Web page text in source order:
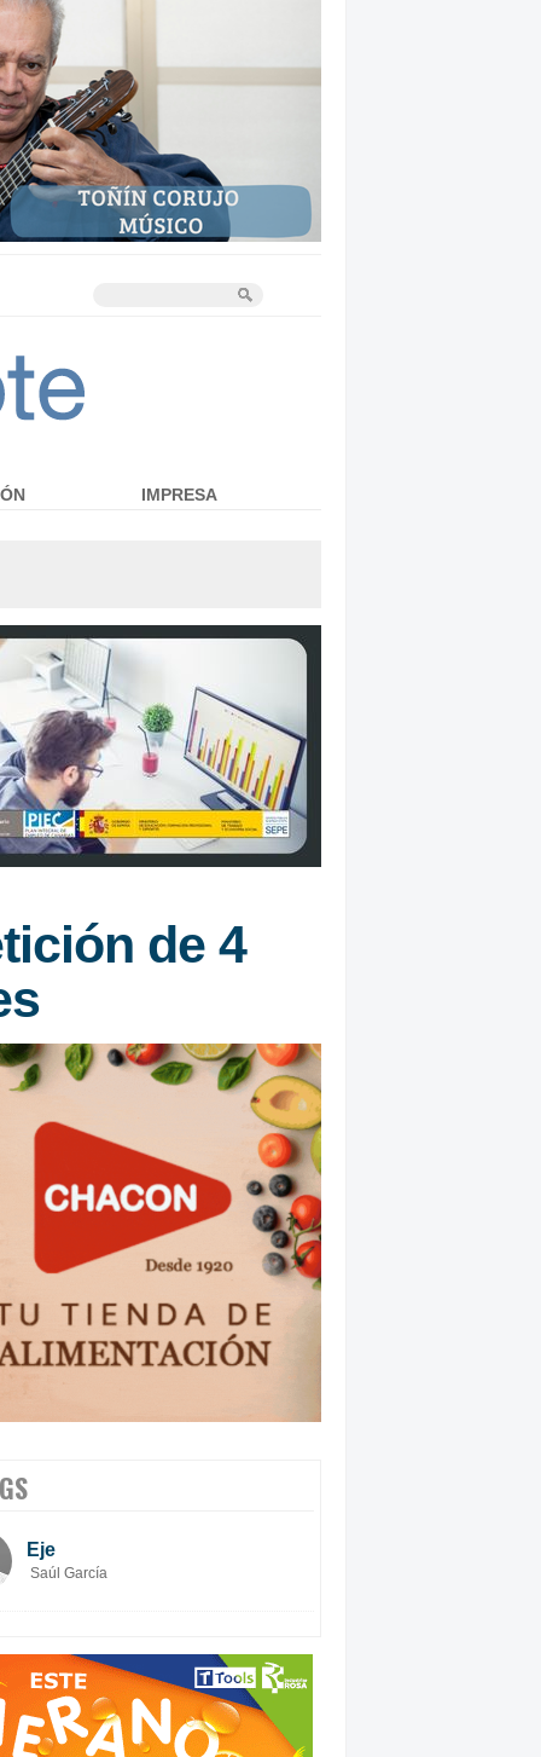
de 4
IMPRESA
Eje
Saúl García